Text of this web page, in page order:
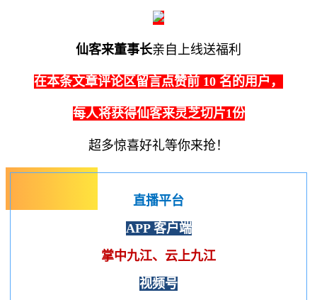
仙客来董事长亲自上线送福利
在本条文章评论区留言点赞前 10 名的用户，
每人将获得仙客来灵芝切片1份
超多惊喜好礼等你来抢！
直播平台
APP 客户端
掌中九江、云上九江
视频号